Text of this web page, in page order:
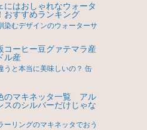
にはおしゃれなウォータ
おすすめランキング
染むデザインのウォーターサ
コーヒー豆グァテマラ産
ル産
うと本当に美味しいの？ 缶
のマキネッタ一覧 アル
スのシルバーだけじゃな
ーリングのマキネッタでおう